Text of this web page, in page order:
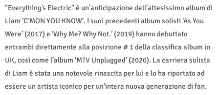
"Everything’s Electric" è un’anticipazione dell’attesissimo album di
Liam ‘C’MON YOU KNOW’. I suoi precedenti album solisti ‘As You
Were’ (2017) e ‘Why Me? Why Not.’ (2019) hanno debuttato
entrambi direttamente alla posizione # 1 della classifica album in
UK, così come l’album ‘MTV Unplugged’ (2020). La carriera solista
di Liam è stata una notevole rinascita per lui e lo ha riportato ad
essere un artista iconico per un'intera nuova generazione di fan.